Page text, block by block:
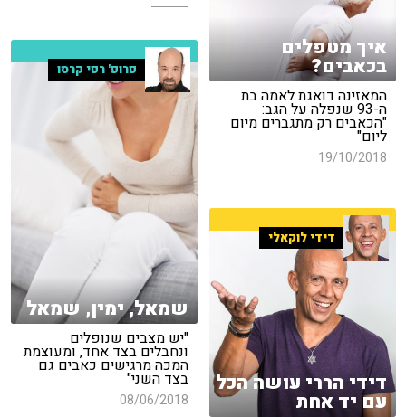
איך מטפלים
בכאבים?
המאזינה דואגת לאמה בת
ה-93 שנפלה על הגב:
"הכאבים רק מתגברים מיום
ליום"
19/10/2018
פרופ' רפי קרסו
שמאל, ימין, שמאל
"יש מצבים שנופלים
ונחבלים בצד אחד, ומעוצמת
המכה מרגישים כאבים גם
בצד השני"
08/06/2018
דידי לוקאלי
דידי הררי עושה הכל
עם יד אחת